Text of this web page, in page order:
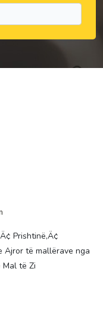
Prishtinë‚Ä¢
Ajror të mallërave nga
Mal të Zi